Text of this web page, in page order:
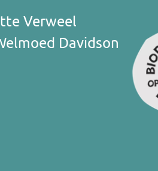
Verweel
Davidson